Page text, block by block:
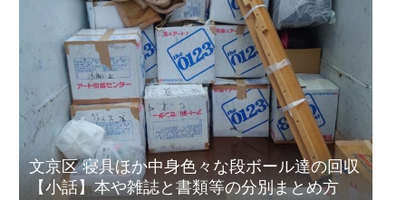
文京区 寝具ほか中身色々な段ボール達の回収
【小話】本や雑誌と書類等の分別まとめ方